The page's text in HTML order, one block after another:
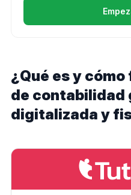
¿Qué es y
de contabilidad
digitalizada y